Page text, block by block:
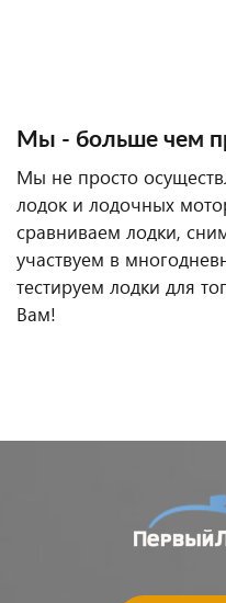
Мы - больше чем
Мы не просто
лодок и лодочных
сравниваем лодки,
участвуем в
тестируем лодки для
Вам!